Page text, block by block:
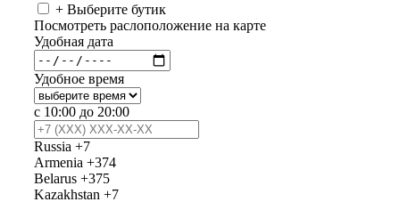
+ Выберите бутик
Посмотреть раслоположение на карте
Удобная дата
Удобное время
с 10:00 до 20:00
Russia +7
Armenia +374
Belarus +375
Kazakhstan +7